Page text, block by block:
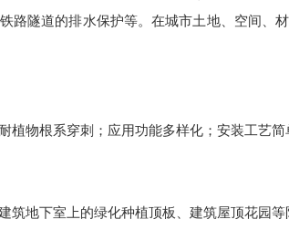
路隧道的排水保护等。在城市土地、空间、
物根系穿刺；应用功能多样化；安装工艺简
地下室上的绿化种植顶板、建筑屋顶花园等